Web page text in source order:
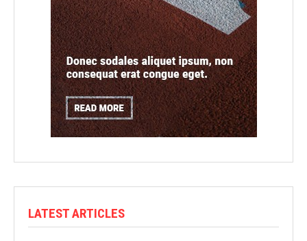
LATEST ARTICLES